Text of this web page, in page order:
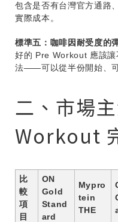
包含是否有台灣官方通路
實際成本。
標準五：咖啡因耐受度的
好的 Pre Workout 應該讓
法——可以從半份開始、可
二、市場
Workout
比
較
項
目
ON
Gold
Stand
ard
Mypro
tein
THE